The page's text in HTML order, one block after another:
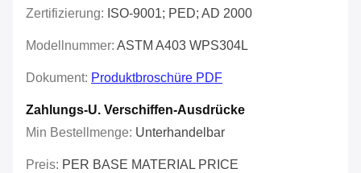
Zertifizierung: ISO-9001; PED; AD 2000
Modellnummer: ASTM A403 WPS304L
Dokument: Produktbroschüre PDF
Zahlungs-U. Verschiffen-Ausdrücke
Min Bestellmenge: Unterhandelbar
Preis: PER BASE MATERIAL PRICE